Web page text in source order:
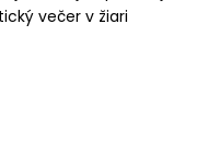
večer v žiari